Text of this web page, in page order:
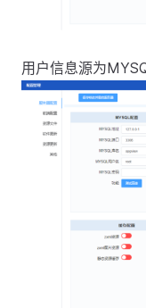
用户信息源为